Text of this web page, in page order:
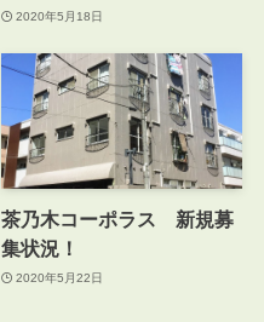
2020年5月18日
茶乃木コーポラス 新規募
集状況！
2020年5月22日